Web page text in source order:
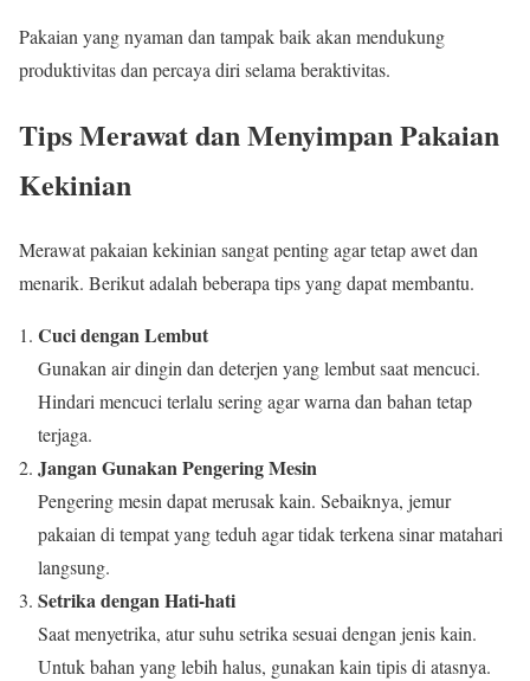
Pakaian yang nyaman dan tampak baik akan mendukung
produktivitas dan percaya diri selama beraktivitas.
Tips Merawat dan Menyimpan Pakaian
Kekinian
Merawat pakaian kekinian sangat penting agar tetap awet dan
menarik. Berikut adalah beberapa tips yang dapat membantu.
Cuci dengan Lembut
Gunakan air dingin dan deterjen yang lembut saat mencuci.
Hindari mencuci terlalu sering agar warna dan bahan tetap
terjaga.
Jangan Gunakan Pengering Mesin
Pengering mesin dapat merusak kain. Sebaiknya, jemur
pakaian di tempat yang teduh agar tidak terkena sinar matahari
langsung.
Setrika dengan Hati-hati
Saat menyetrika, atur suhu setrika sesuai dengan jenis kain.
Untuk bahan yang lebih halus, gunakan kain tipis di atasnya.